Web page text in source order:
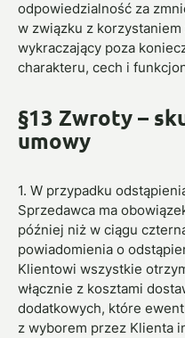
odpowiedzialność za
w związku z
wykraczający poza
charakteru, cech i
§13 Zwroty –
umowy
1. W przypadku
Sprzedawca ma
później niż w ciągu
powiadomienia o
Klientowi wszystkie
włącznie z kosztami
dodatkowych, które
z wyborem przez Klienta